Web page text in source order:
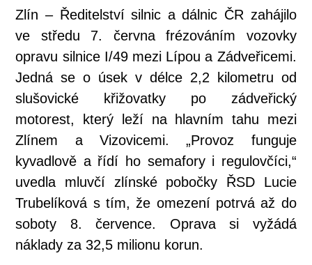
Zlín – Ředitelství silnic a dálnic ČR zahájilo
ve středu 7. června frézováním vozovky
opravu silnice I/49 mezi Lípou a Zádveřicemi.
Jedná se o úsek v délce 2,2 kilometru od
slušovické křižovatky po zádveřický
motorest, který leží na hlavním tahu mezi
Zlínem a Vizovicemi. „Provoz funguje
kyvadlově a řídí ho semafory i regulovčíci,“
uvedla mluvčí zlínské pobočky ŘSD Lucie
Trubelíková s tím, že omezení potrvá až do
soboty 8. července. Oprava si vyžádá
náklady za 32,5 milionu korun.